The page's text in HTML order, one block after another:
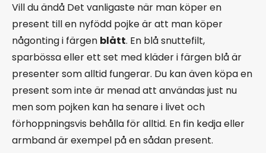
Vill du ändå Det vanligaste när man köper en
present till en nyfödd pojke är att man köper
någonting i färgen blått. En blå snuttefilt,
sparbössa eller ett set med kläder i färgen blå är
presenter som alltid fungerar. Du kan även köpa en
present som inte är menad att användas just nu
men som pojken kan ha senare i livet och
förhoppningsvis behålla för alltid. En fin kedja eller
armband är exempel på en sådan present.